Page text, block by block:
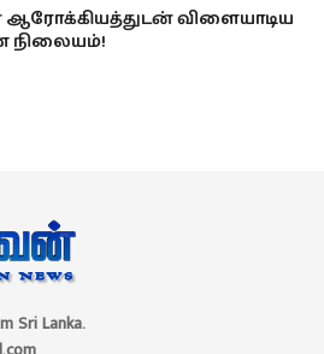
விளையாடிய
நிலையம்!
Sri Lanka.